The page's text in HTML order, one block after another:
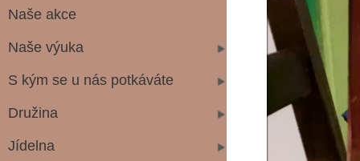
Naše akce
Naše výuka
S kým se u nás potkáváte
Družina
Jídelna